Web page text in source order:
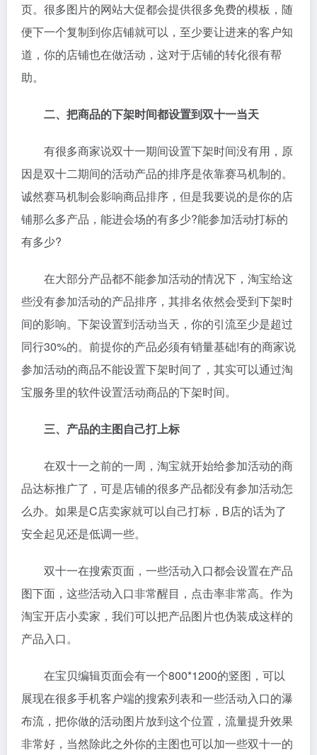
页。很多图片的网站大促都会提供很多免费的模板，随
便下一个复制到你店铺就可以，至少要让进来的客户知
道，你的店铺也在做活动，这对于店铺的转化很有帮
助。
二、把商品的下架时间都设置到双十一当天
有很多商家说双十一期间设置下架时间没有用，原
因是双十二期间的活动产品的排序是依靠赛马机制的。
诚然赛马机制会影响商品排序，但是我要说的是你的店
铺那么多产品，能进会场的有多少?能参加活动打标的
有多少?
在大部分产品都不能参加活动的情况下，淘宝给这
些没有参加活动的产品排序，其排名依然会受到下架时
间的影响。下架设置到活动当天，你的引流至少是超过
同行30%的。前提你的产品必须有销量基础!有的商家说
参加活动的商品不能设置下架时间了，其实可以通过淘
宝服务里的软件设置活动商品的下架时间。
三、产品的主图自己打上标
在双十一之前的一周，淘宝就开始给参加活动的商
品达标推广了，可是店铺的很多产品都没有参加活动怎
么办。如果是C店卖家就可以自己打标，B店的话为了
安全起见还是低调一些。
双十一在搜索页面，一些活动入口都会设置在产品
图下面，这些活动入口非常醒目，点击率非常高。作为
淘宝开店小卖家，我们可以把产品图片也伪装成这样的
产品入口。
在宝贝编辑页面会有一个800*1200的竖图，可以
展现在很多手机客户端的搜索列表和一些活动入口的瀑
布流，把你做的活动图片放到这个位置，流量提升效果
非常好，当然除此之外你的主图也可以加一些双十一的